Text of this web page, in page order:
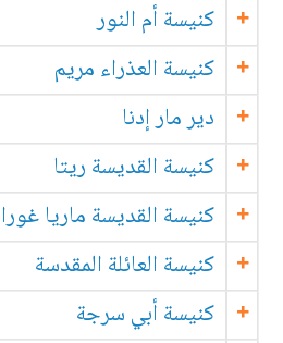
كنيسة أم النور
كنيسة العذراء مريم
دير مار إدنا
كنيسة القديسة ريتا
كنيسة القديسة ماريا
كنيسة العائلة المقدسة
كنيسة أبي سرجة